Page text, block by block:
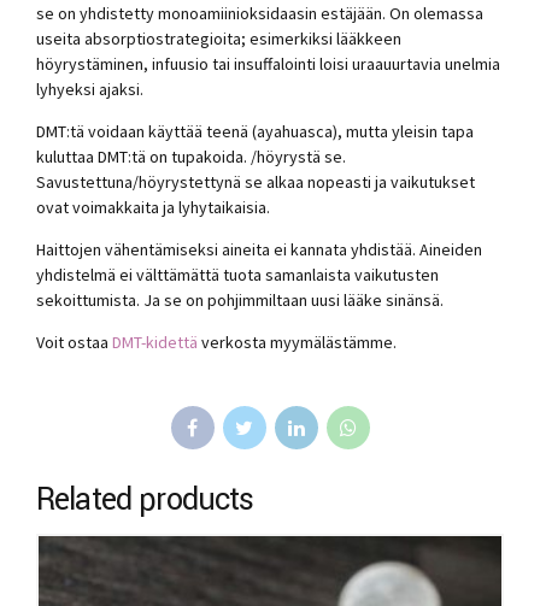
se on yhdistetty monoamiinioksidaasin estäjään. On olemassa
useita absorptiostrategioita; esimerkiksi lääkkeen
höyrystäminen, infuusio tai insuffalointi loisi uraauurtavia unelmia
lyhyeksi ajaksi.
DMT:tä voidaan käyttää teenä (ayahuasca), mutta yleisin tapa
kuluttaa DMT:tä on tupakoida. /höyrystä se.
Savustettuna/höyrystettynä se alkaa nopeasti ja vaikutukset
ovat voimakkaita ja lyhytaikaisia.
Haittojen vähentämiseksi aineita ei kannata yhdistää. Aineiden
yhdistelmä ei välttämättä tuota samanlaista vaikutusten
sekoittumista. Ja se on pohjimmiltaan uusi lääke sinänsä.
Voit ostaa DMT-kidettä verkosta myymälästämme.
Related products